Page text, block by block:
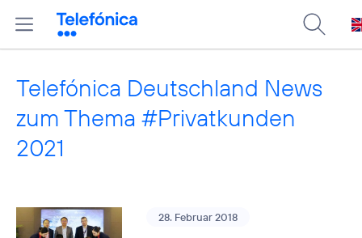
Telefónica Deutschland News
zum Thema #Privatkunden
2021
28. Februar 2018